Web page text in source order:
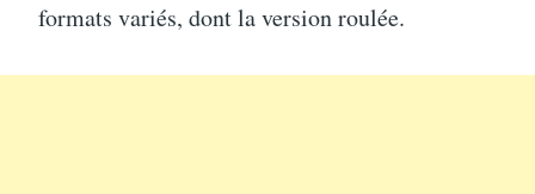
formats variés, dont la version roulée.